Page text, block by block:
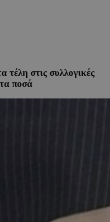
στις συλλογικές
ποσά